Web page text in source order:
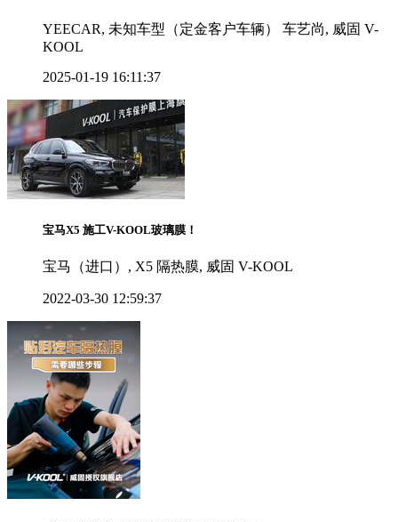
YEECAR, 未知车型（定金客户车辆） 车艺尚, 威固 V-
KOOL
2025-01-19 16:11:37
宝马X5 施工V-KOOL玻璃膜！
宝马（进口）, X5 隔热膜, 威固 V-KOOL
2022-03-30 12:59:37